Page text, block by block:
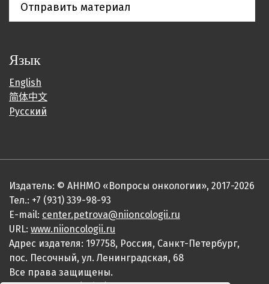
Отправить материал
Язык
English
简体中文
Русский
Издатель: © АННМО «Вопросы онкологии», 2017-2026
Тел.: +7 (931) 339-98-93
E-mail: center.petrova@niioncologii.ru
URL: www.niioncologii.ru
Адрес издателя: 197758, Россия, Санкт-Петербург,
пос. Песочный, ул. Ленинградская, 68
Все права защищены.